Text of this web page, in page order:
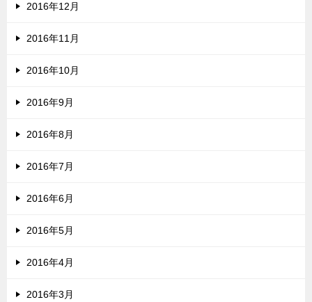
2016年12月
2016年11月
2016年10月
2016年9月
2016年8月
2016年7月
2016年6月
2016年5月
2016年4月
2016年3月